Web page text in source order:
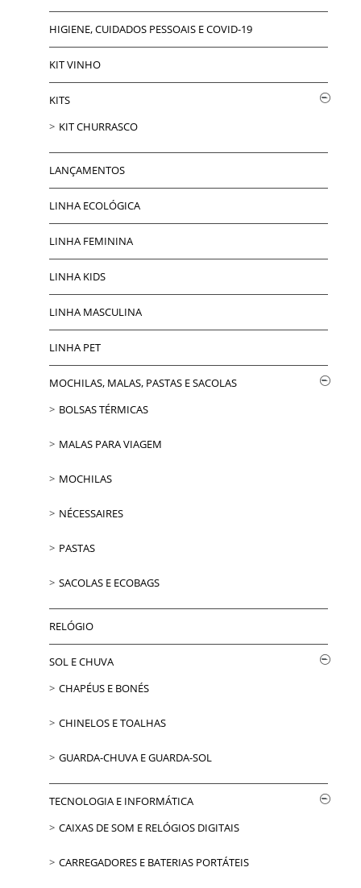
HIGIENE, CUIDADOS PESSOAIS E COVID-19
KIT VINHO
KITS
KIT CHURRASCO
LANÇAMENTOS
LINHA ECOLÓGICA
LINHA FEMININA
LINHA KIDS
LINHA MASCULINA
LINHA PET
MOCHILAS, MALAS, PASTAS E SACOLAS
BOLSAS TÉRMICAS
MALAS PARA VIAGEM
MOCHILAS
NÉCESSAIRES
PASTAS
SACOLAS E ECOBAGS
RELÓGIO
SOL E CHUVA
CHAPÉUS E BONÉS
CHINELOS E TOALHAS
GUARDA-CHUVA E GUARDA-SOL
TECNOLOGIA E INFORMÁTICA
CAIXAS DE SOM E RELÓGIOS DIGITAIS
CARREGADORES E BATERIAS PORTÁTEIS